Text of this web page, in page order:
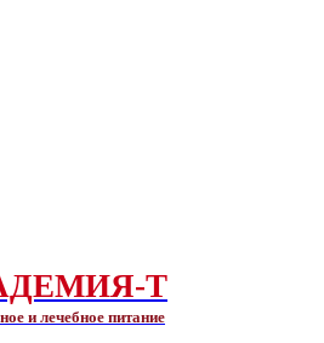
Т
и лечебное питание